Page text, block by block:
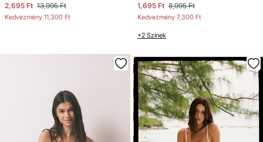
2,695 Ft 13,995 Ft
Kedvezmény 11,300 Ft
1,695 Ft 8,995 Ft
Kedvezmény 7,300 Ft
+2 Színek